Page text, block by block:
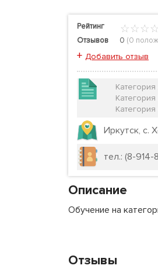
Рейтинг
Отзывов
0 (0
+ Добавить отзыв
Категория
Категория
Иркутск, с.
тел.: (8-914-
Описание
Обучение на
Отзывы